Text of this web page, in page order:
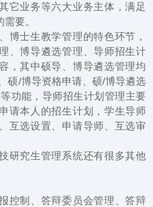
它业务等六大业务主体，满足
要。
博士生教学管理的特色环节，
、博导遴选管理、导师招生计
，其中硕导、博导遴选管理均
硕/博导资格申请、硕/博导遴选
功能，导师招生计划管理主要
请本人的招生计划，学生导师
互选设置、申请导师、互选审
研究生管理系统还有很多其他
控制、答辩委员会管理、答辩